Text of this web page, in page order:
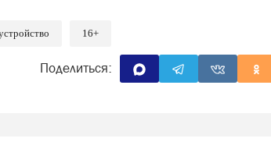
16+
Поделиться: